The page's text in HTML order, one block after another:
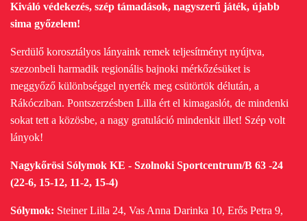
Kiváló védekezés, szép támadások, nagyszerű játék, újabb
sima győzelem!
Serdülő korosztályos lányaink remek teljesítményt nyújtva,
szezonbeli harmadik regionális bajnoki mérkőzésüket is
meggyőző különbséggel nyerték meg csütörtök délután, a
Rákócziban. Pontszerzésben Lilla ért el kimagaslót, de mindenki
sokat tett a közösbe, a nagy gratuláció mindenkit illet! Szép volt
lányok!
Nagykőrösi Sólymok KE - Szolnoki Sportcentrum/B 63 -24
(22-6, 15-12, 11-2, 15-4)
Sólymok: Steiner Lilla 24, Vas Anna Darinka 10, Erős Petra 9,